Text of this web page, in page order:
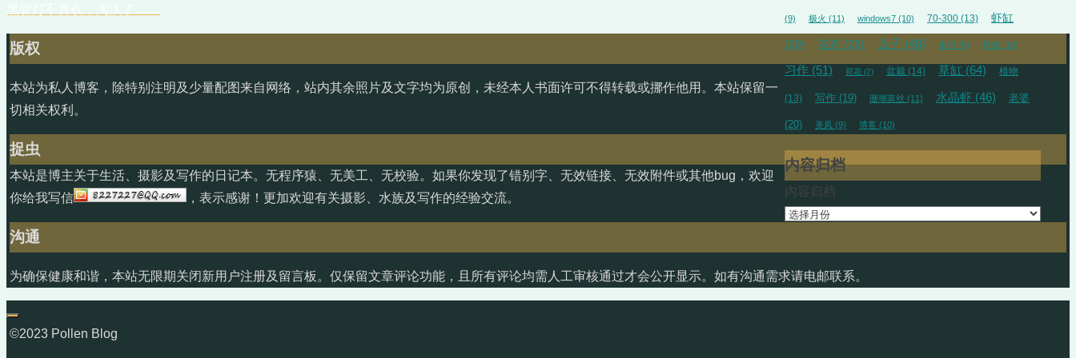
(9) 极火 (11) windows7 (10) 70-300 (13) 虾缸
(29) 花卉 (29) 儿子 (48) 水培 (8) 环保 (10)
习作 (51) 荷花 (7) 盆栽 (14) 草缸 (64) 植物
(13) 写作 (19) 珊瑚莫丝 (11) 水晶虾 (46) 老婆
(20) 美凤 (9) 博客 (10)
内容归档
内容归档
版权
本站为私人博客，除特别注明及少量配图来自网络，站内其余照片及文字均为原创，未经本人书面许可不得转载或挪作他用。本站保留一
切相关权利。
捉虫
本站是博主关于生活、摄影及写作的日记本。无程序猿、无美工、无校验。如果你发现了错别字、无效链接、无效附件或其他bug，欢迎
你给我写信
，表示感谢！更加欢迎有关摄影、水族及写作的经验交流。
沟通
为确保健康和谐，本站无限期关闭新用户注册及留言板。仅保留文章评论功能，且所有评论均需人工审核通过才会公开显示。如有沟通需求请电邮联系。
©2023 Pollen Blog